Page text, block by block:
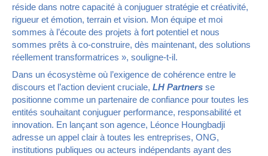
réside dans notre capacité à conjuguer stratégie et créativité,
rigueur et émotion, terrain et vision. Mon équipe et moi
sommes à l’écoute des projets à fort potentiel et nous
sommes prêts à co-construire, dès maintenant, des solutions
réellement transformatrices », souligne-t-il.
Dans un écosystème où l’exigence de cohérence entre le
discours et l’action devient cruciale, LH Partners se
positionne comme un partenaire de confiance pour toutes les
entités souhaitant conjuguer performance, responsabilité et
innovation. En lançant son agence, Léonce Houngbadji
adresse un appel clair à toutes les entreprises, ONG,
institutions publiques ou acteurs indépendants ayant des